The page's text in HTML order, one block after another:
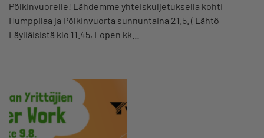
Pölkinvuorelle! Lähdemme yhteiskuljetuksella kohti
Humppilaa ja Pölkinvuorta sunnuntaina 21.5. ( Lähtö
Läyliäisistä klo 11.45, Lopen kk…